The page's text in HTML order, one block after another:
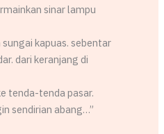
sinar lampu
kapuas. sebentar
dari keranjang di
tenda-tenda pasar.
sendirian abang…”